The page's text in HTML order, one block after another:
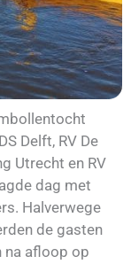
Delft, RV De
Utrecht en RV
dag met
Halverwege
de gasten
na afloop op